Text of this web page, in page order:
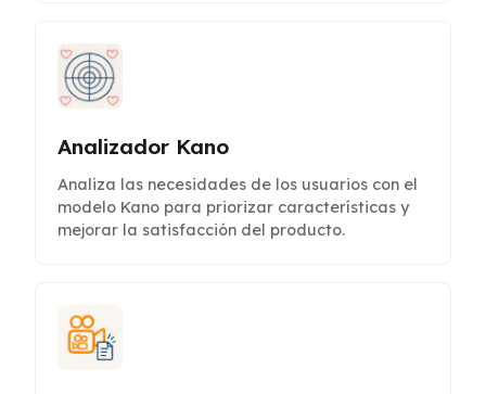
Analizador Kano
Analiza las necesidades de los usuarios con el
modelo Kano para priorizar características y
mejorar la satisfacción del producto.